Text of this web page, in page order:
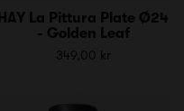
HAY La Pittura Plate Ø24
- Golden Leaf
349,00 kr